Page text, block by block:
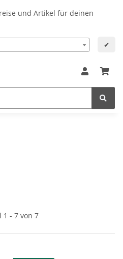
und Artikel für deinen
✔
1 - 7 von 7